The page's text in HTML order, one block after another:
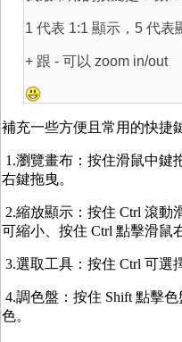
1 代表 1:1 顯示，5 代表
+ 跟 - 可以 zoom in/out
補充一些方便且常用的快捷
1.瀏覽畫布：按住滑鼠中鍵
右鍵拖曳。
2.縮放顯示：按住 Ctrl 滾動
可縮小、按住 Ctrl 點擊滑鼠
3.選取工具：按住 Ctrl 可選
4.調色盤：按住 Shift 點擊
色。